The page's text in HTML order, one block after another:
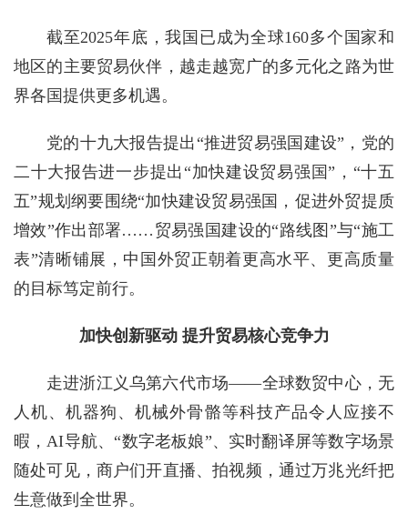
截至2025年底，我国已成为全球160多个国家和
地区的主要贸易伙伴，越走越宽广的多元化之路为世
界各国提供更多机遇。
党的十九大报告提出“推进贸易强国建设”，党的
二十大报告进一步提出“加快建设贸易强国”，“十五
五”规划纲要围绕“加快建设贸易强国，促进外贸提质
增效”作出部署……贸易强国建设的“路线图”与“施工
表”清晰铺展，中国外贸正朝着更高水平、更高质量
的目标笃定前行。
加快创新驱动 提升贸易核心竞争力
走进浙江义乌第六代市场——全球数贸中心，无
人机、机器狗、机械外骨骼等科技产品令人应接不
暇，AI导航、“数字老板娘”、实时翻译屏等数字场景
随处可见，商户们开直播、拍视频，通过万兆光纤把
生意做到全世界。